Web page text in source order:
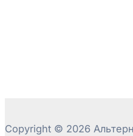
Copyright © 2026